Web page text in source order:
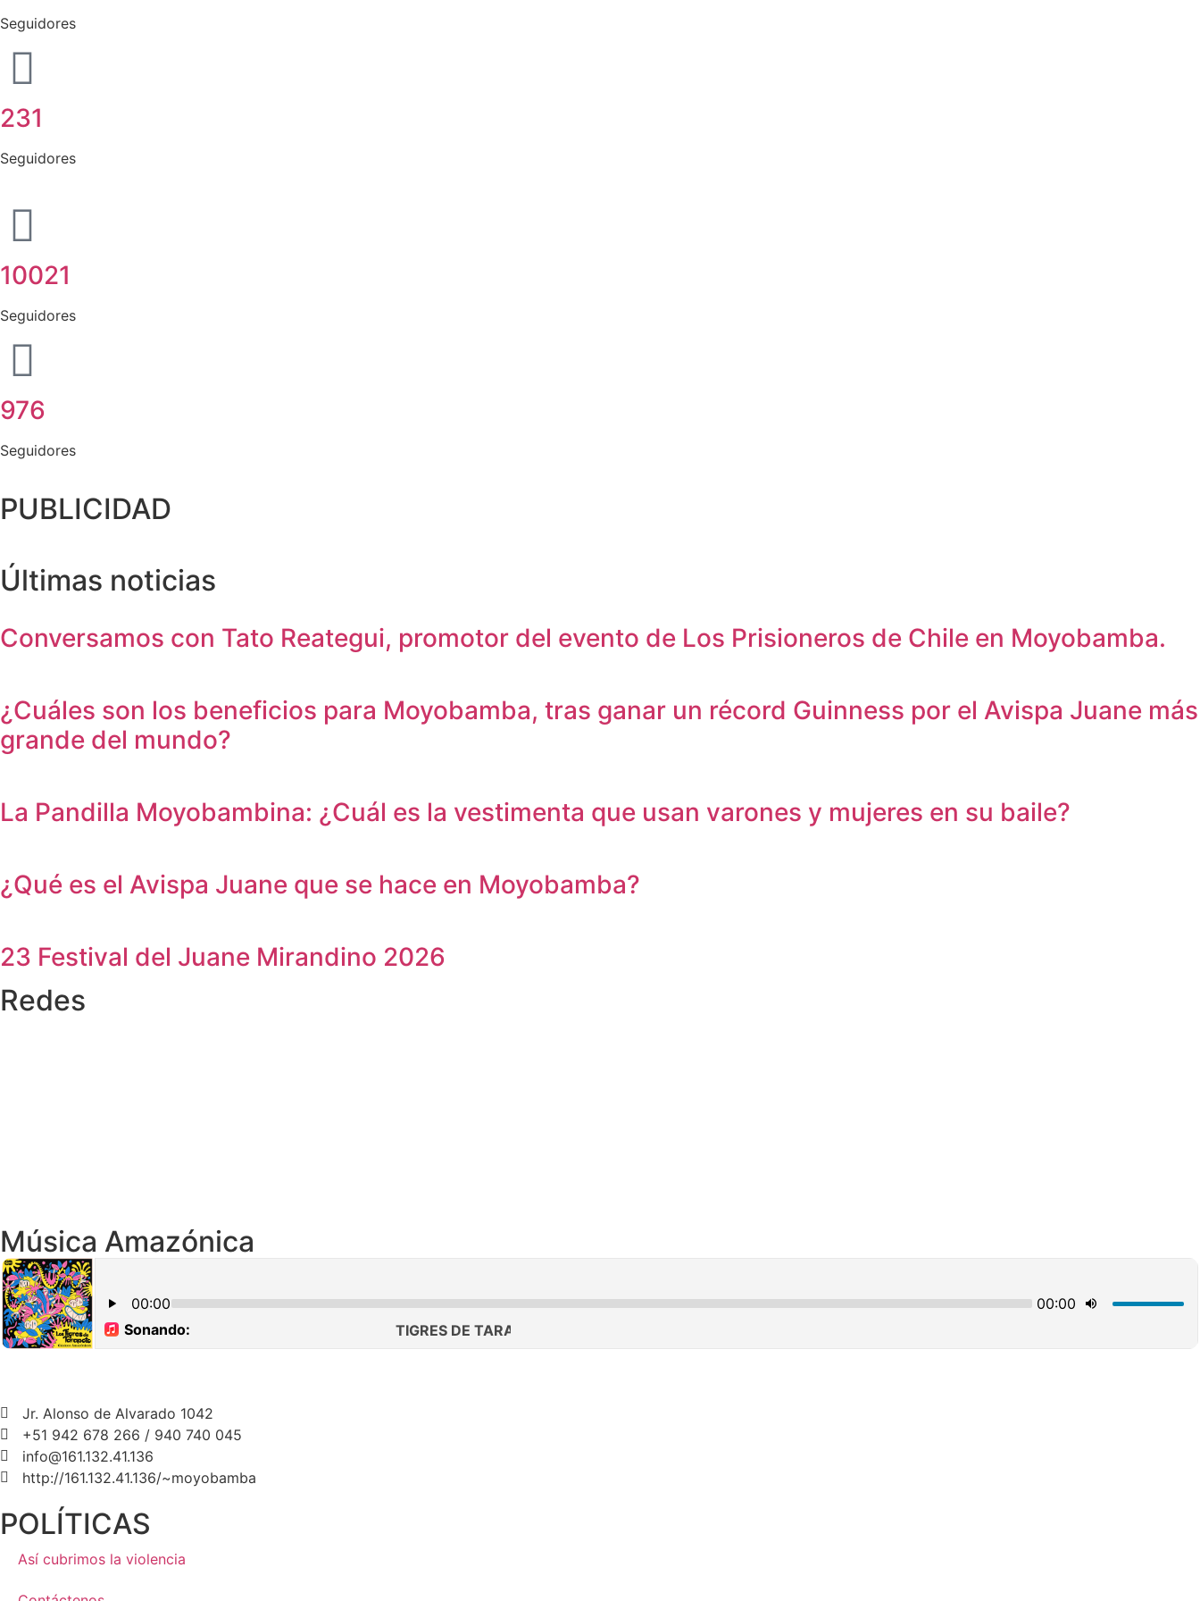
Seguidores
231
Seguidores
10021
Seguidores
976
Seguidores
PUBLICIDAD
Últimas noticias
Conversamos con Tato Reategui, promotor del evento de Los Prisioneros de Chile en Moyobamba.
¿Cuáles son los beneficios para Moyobamba, tras ganar un récord Guinness por el Avispa Juane más
grande del mundo?
La Pandilla Moyobambina: ¿Cuál es la vestimenta que usan varones y mujeres en su baile?
¿Qué es el Avispa Juane que se hace en Moyobamba?
23 Festival del Juane Mirandino 2026
Redes
Música Amazónica
Jr. Alonso de Alvarado 1042
+51 942 678 266 / 940 740 045
info@161.132.41.136
http://161.132.41.136/~moyobamba
POLÍTICAS
Así cubrimos la violencia